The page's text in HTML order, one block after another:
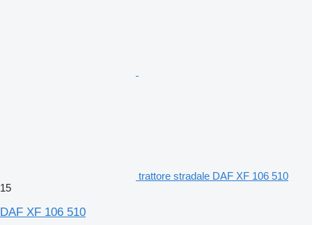
trattore stradale DAF XF 106 510
15
DAF XF 106 510